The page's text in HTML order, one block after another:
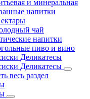
и минеральная
напитки
чай
напитки
пиво и вино
Деликатесы
Деликатесы
весь раздел